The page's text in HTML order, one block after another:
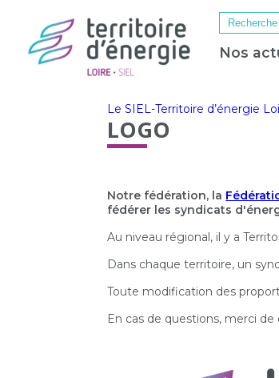
Nos
Le SIEL-Territoire d’énergie
LOGO
Notre fédération, la
fédérer les syndicats
Au niveau régional, il y a
Dans chaque territoire, un
Toute modification des
En cas de questions, merci